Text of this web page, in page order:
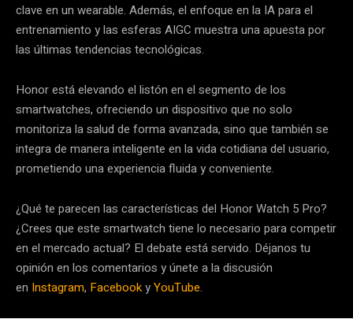
clave en un wearable. Además, el enfoque en la IA para el
entrenamiento y las esferas AIGC muestra una apuesta por
las últimas tendencias tecnológicas.
Honor está elevando el listón en el segmento de los
smartwatches, ofreciendo un dispositivo que no solo
monitoriza la salud de forma avanzada, sino que también se
integra de manera inteligente en la vida cotidiana del usuario,
prometiendo una experiencia fluida y conveniente.
¿Qué te parecen las características del Honor Watch 5 Pro?
¿Crees que este smartwatch tiene lo necesario para competir
en el mercado actual? El debate está servido. Déjanos tu
opinión en los comentarios y únete a la discusión
en Instagram, FacebookyYouTube.